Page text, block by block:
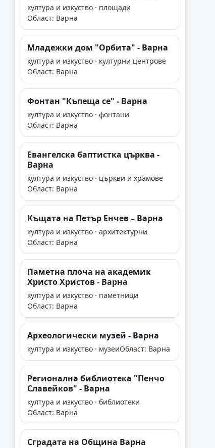
култура и изкуство · площади
Област: Варна
Младежки дом "Орбита" - Варна
култура и изкуство · културни центрове
Област: Варна
Фонтан "Къпеща се" - Варна
култура и изкуство · фонтани
Област: Варна
Евангелска баптистка църква -
Варна
култура и изкуство · църкви и храмове
Област: Варна
Къщата на Петър Енчев – Варна
култура и изкуство · архитектурни
Област: Варна
Паметна плоча на академик
Христо Христов - Варна
култура и изкуство · паметници
Област: Варна
Археологически музей - Варна
култура и изкуство · музеиОбласт: Варна
Регионална библиотека "Пенчо
Славейков" - Варна
култура и изкуство · библиотеки
Област: Варна
Сградата на Община Варна